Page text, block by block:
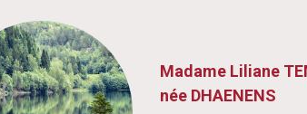
Madame Liliane
née DHAENENS